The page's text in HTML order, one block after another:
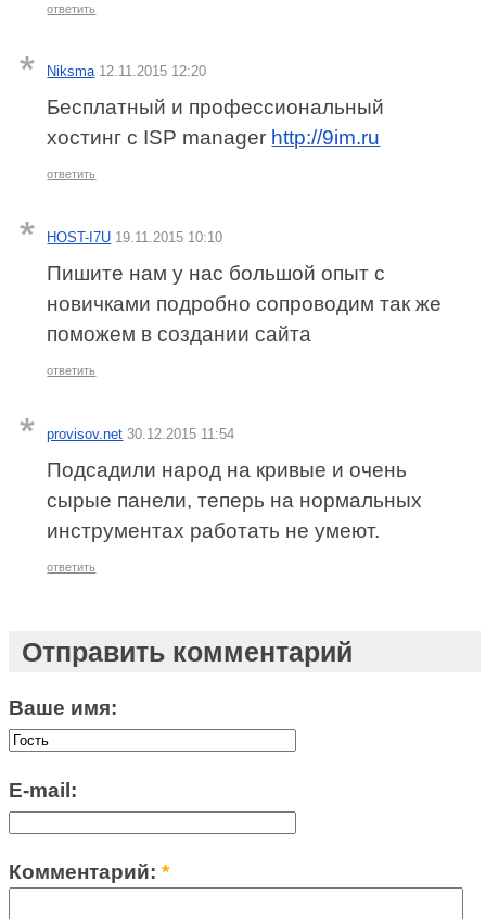
ответить
Niksma 12.11.2015 12:20
Бесплатный и профессиональный
хостинг с ISP manager http://9im.ru
ответить
HOST-I7U 19.11.2015 10:10
Пишите нам у нас большой опыт с
новичками подробно сопроводим так же
поможем в создании сайта
ответить
provisov.net 30.12.2015 11:54
Подсадили народ на кривые и очень
сырые панели, теперь на нормальных
инструментах работать не умеют.
ответить
Отправить комментарий
Ваше имя:
E-mail:
Комментарий:*